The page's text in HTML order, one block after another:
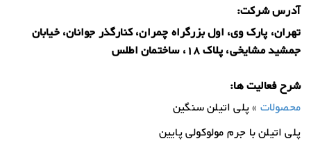
آدرس شرکت:
تهران، پارک وی، اول بزرگراه چمران، کنارگذر جوانان، خیابان
جمشید مشایخی، پلاک 18، ساختمان اطلس
شرح فعالیت ها:
محصولات » پلی اتیلن سنگین
پلی اتیلن با جرم مولوکولی پایین